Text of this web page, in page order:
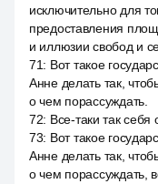
исключительно для
предоставления
и иллюзии свобод и
71: Вот такое
Анне делать так,
о чем порассуждать.
72: Все-таки так себя
73: Вот такое
Анне делать так,
о чем порассуждать,